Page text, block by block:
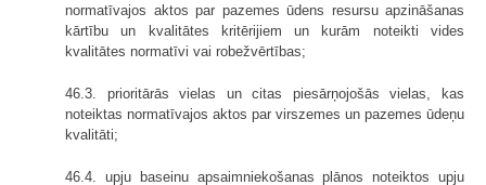
normatīvajos aktos par pazemes ūdens resursu apzināšanas
kārtību un kvalitātes kritērijiem un kurām noteikti vides
kvalitātes normatīvi vai robežvērtības;
46.3. prioritārās vielas un citas piesārņojošās vielas, kas
noteiktas normatīvajos aktos par virszemes un pazemes ūdeņu
kvalitāti;
46.4. upju baseinu apsaimniekošanas plānos noteiktos upju